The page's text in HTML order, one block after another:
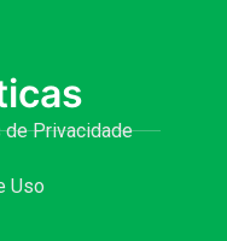
Privacidade
Uso